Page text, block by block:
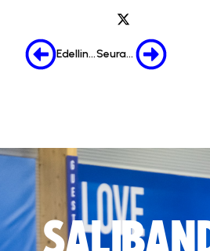
Edellinen Seuraava